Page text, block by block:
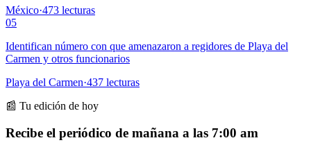
México·473 lecturas
05
Identifican número con que amenazaron a regidores de Playa del
Carmen y otros funcionarios
Playa del Carmen·437 lecturas
📰 Tu edición de hoy
Recibe el periódico de mañana a las 7:00 am